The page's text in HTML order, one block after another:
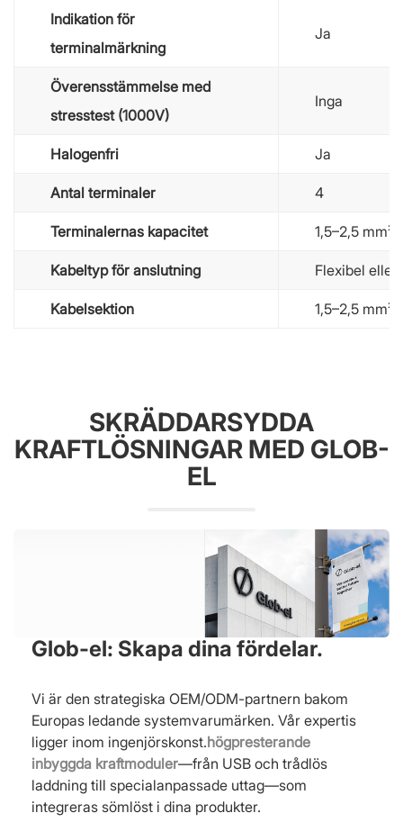
Indikation för
terminalmärkning
Ja
Överensstämmelse med
stresstest (1000V)
Inga
Halogenfri Ja
Antal terminaler 4
Terminalernas kapacitet 1,5–2,5 mm²
Kabeltyp för anslutning Flexibel eller
Kabelsektion 1,5–2,5 mm²
SKRÄDDARSYDDA
KRAFTLÖSNINGAR MED GLOB-
EL
Glob-el: Skapa dina fördelar.
Vi är den strategiska OEM/ODM-partnern bakom
Europas ledande systemvarumärken. Vår expertis
ligger inom ingenjörskonst.högpresterande
inbyggda kraftmoduler—från USB och trådlös
laddning till specialanpassade uttag—som
integreras sömlöst i dina produkter.